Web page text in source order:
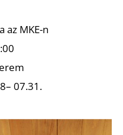
az MKE-n
07.31.